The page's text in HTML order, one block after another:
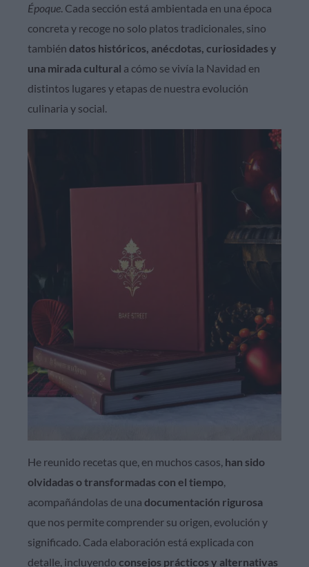
Époque. Cada sección está ambientada en una época
concreta y recoge no solo platos tradicionales, sino
también datos históricos, anécdotas, curiosidades y
una mirada cultural a cómo se vivía la Navidad en
distintos lugares y etapas de nuestra evolución
culinaria y social.
He reunido recetas que, en muchos casos, han sido
olvidadas o transformadas con el tiempo
acompañándolas de una documentación rigurosa
que nos permite comprender su origen, evolución y
significado. Cada elaboración está explicada con
detalle, incluyendo consejos prácticos y alternativas